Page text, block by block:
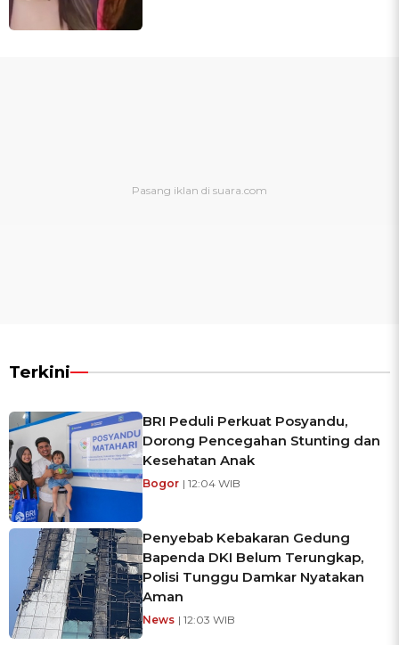
Terkini
BRI Peduli Perkuat Posyandu,
Dorong Pencegahan Stunting dan
Kesehatan Anak
Bogor | 12:04 WIB
Penyebab Kebakaran Gedung
Bapenda DKI Belum Terungkap,
Polisi Tunggu Damkar Nyatakan
Aman
News | 12:03 WIB